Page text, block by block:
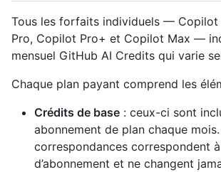
Tous les forfaits individuels —
Pro, Copilot Pro+ et Copilot Max —
mensuel GitHub AI Credits qui varie
Chaque plan payant comprend les
Crédits de base : ceux-ci sont
abonnement de plan chaque
correspondances correspondent
d’abonnement et ne changent